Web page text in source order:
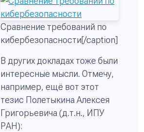
Сравнение требований по
кибербезопасности[/caption]
В других докладах тоже были
интересные мысли. Отмечу,
например, ещё вот этот
тезис Полетыкина Алексея
Григорьевича (д.т.н., ИПУ
РАН):